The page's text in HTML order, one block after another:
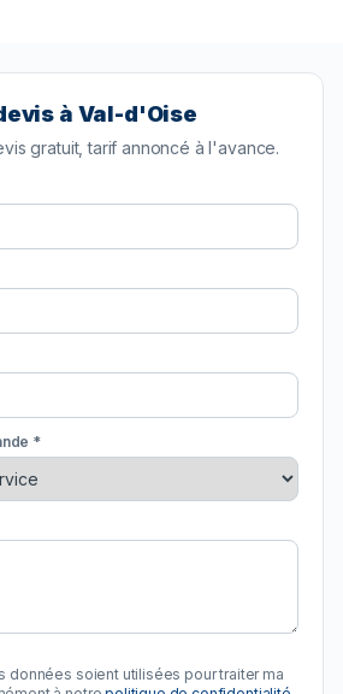
à Val-d'Oise
gratuit, tarif annoncé à l'avance.
*
données soient utilisées pour traiter ma